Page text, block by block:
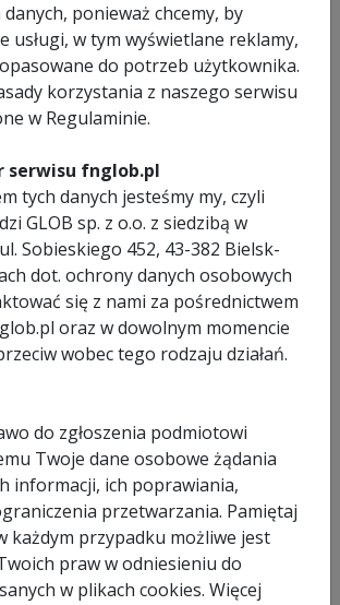
ponieważ chcemy, by
usługi, w tym wyświetlane reklamy,
do potrzeb użytkownika.
korzystania z naszego serwisu
w Regulaminie.
fnglob.pl
tych danych jesteśmy my, czyli
GLOB sp. z o.o. z siedzibą w
Sobieskiego 452, 43-382 Bielsk-
dot. ochrony danych osobowych
się z nami za pośrednictwem
oraz w dowolnym momencie
wobec tego rodzaju działań.
do zgłoszenia podmiotowi
Twoje dane osobowe żądania
informacji, ich poprawiania,
przetwarzania. Pamiętaj
każdym przypadku możliwe jest
praw w odniesieniu do
w plikach cookies. Więcej
jest jedną z najpopularniejszych
FEMI. W przecinarce zastosowano
opatentowane przez firmę FEMI
Linia przecinarek NG to faktycznie
w których kierunek przesuwu
Wg danych producenta takie
zwiększenie wydajności cięcia nawet o
z podobną parametrami przecinarką
System). System charakteryzujący
automatycznego, 4-stopniowego
ramienia przecinarki taśmowej. Po
i włączeniu, przecinarka może pracować
- po przecięciu elementu
(korpus, podstawa oraz imadło) w całości
zapewniającego sztywność konstrukcji,
wagę.
daje możliwość cięcia materiału
Prowadzenie taśmy za pomocą łożysk
dokładną i cichą pracę bez wibracji